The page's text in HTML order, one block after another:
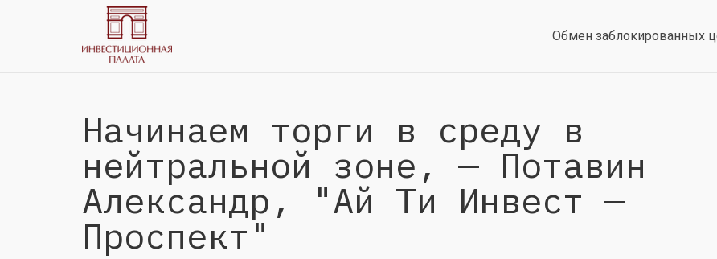
Обмен заблокированных
Начинаем торги в среду в
нейтральной зоне, — Потавин
Александр, "Ай Ти Инвест —
Проспект"